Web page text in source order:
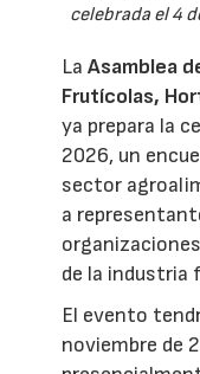
celebrada el 4
LaAsamblea
Frutícolas,
ya prepara la
2026, un
sector
a
de la industria
El evento
noviembre de